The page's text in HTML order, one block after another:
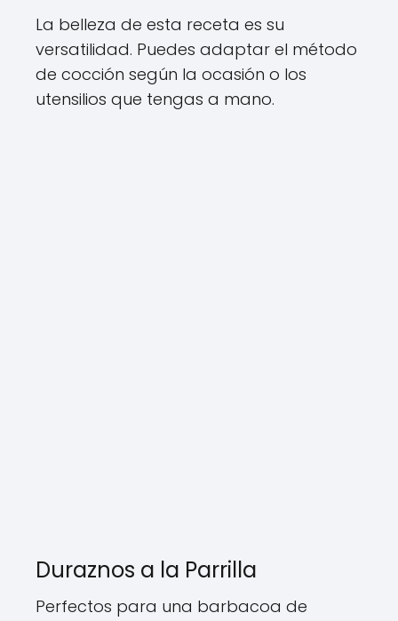
La belleza de esta receta es su
versatilidad. Puedes adaptar el método
de cocción según la ocasión o los
utensilios que tengas a mano.
Duraznos a la Parrilla
Perfectos para una barbacoa de